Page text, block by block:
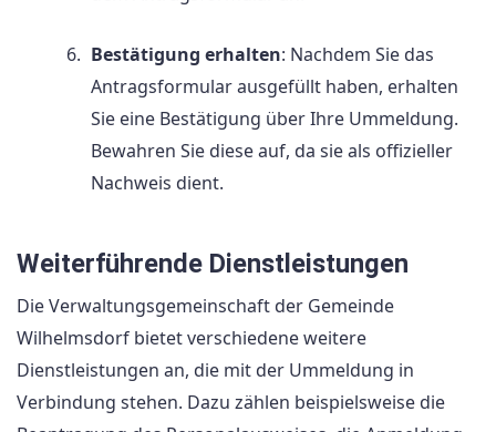
Bestätigung erhalten: Nachdem Sie das
Antragsformular ausgefüllt haben, erhalten
Sie eine Bestätigung über Ihre Ummeldung.
Bewahren Sie diese auf, da sie als offizieller
Nachweis dient.
Weiterführende Dienstleistungen
Die Verwaltungsgemeinschaft der Gemeinde
Wilhelmsdorf bietet verschiedene weitere
Dienstleistungen an, die mit der Ummeldung in
Verbindung stehen. Dazu zählen beispielsweise die